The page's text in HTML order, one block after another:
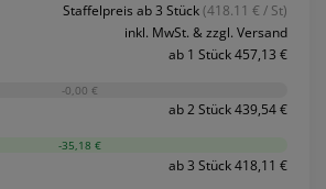
Staffelpreis ab 3 Stück(418.11 € / St)
inkl. MwSt. & zzgl. Versand
ab 1 Stück 457,13 €
-0,00 €
ab 2 Stück 439,54 €
-35,18 €
ab 3 Stück 418,11 €